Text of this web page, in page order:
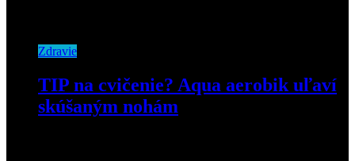
Zdravie
TIP na cvičenie? Aqua aerobik uľaví
skúšaným nohám